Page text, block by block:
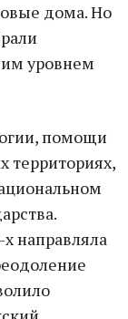
дома. Но
уровнем
помощи
направляла